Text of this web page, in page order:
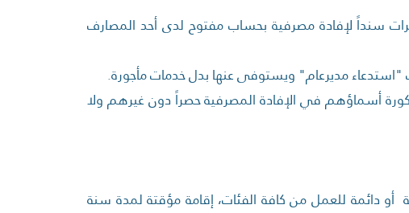
سنداً لإفادة مصرفية بحساب مفتوح لدى أحد المصارف
أسماؤهم في الإفادة المصرفية حصراً دون غيرهم ولا
أو دائمة للعمل من كافة الفئات، إقامة مؤقتة لمدة سنة